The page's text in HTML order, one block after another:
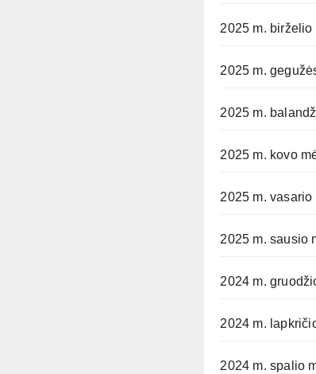
2025 m. birželio
2025 m.
2025 m.
2025 m. kovo
2025 m. vasario
2025 m. sausio
2024 m.
2024 m.
2024 m. spalio